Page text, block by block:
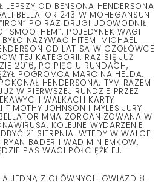
LEPSZY OD BENSONA HENDERSONA
BELLATOR 243 W MOHEGANSUN
PO RAZ DRUGI UDOWODNIŁ
POJEDYNEK WAGI
NAZYWAĆ HITEM. MICHAEL
OD LAT SĄ W CZOŁÓWCE
TEJ KATEGORII. RAZ SIĘ JUŻ
2016, PO PIĘCIU RUNDACH,
POGROMCA MARCINA HELDA.
HENDERSONA. TYM RAZEM
W PIERWSZEJ RUNDZIE PRZEZ
WALKACH KARTY
TIMOTHY JOHNSON I MYLES JURY.
MMA ZORGANIZOWANA W
KOLEJNE WYDARZENIE
21 SIERPNIA. WTEDY W WALCE
BADER I WADIM NIEMKOW.
PAS WAGI PÓŁCIĘŻKIEJ.
JEDNĄ Z GŁÓWNYCH GWIAZD 8.